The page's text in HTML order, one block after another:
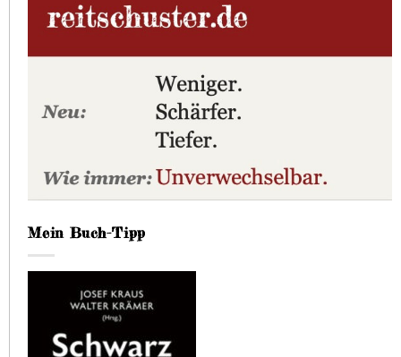
Mein Buch-Tipp